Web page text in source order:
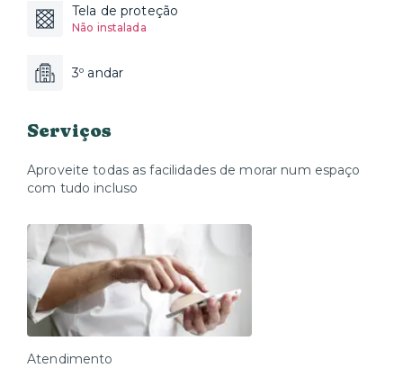
Tela de proteção
Não instalada
3º andar
Serviços
Aproveite todas as facilidades de morar num espaço
com tudo incluso
Atendimento